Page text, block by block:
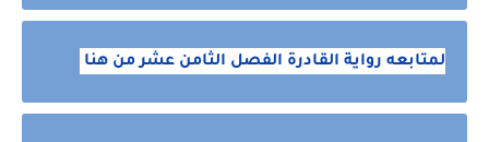
لمتابعه رواية القادرة الفصل الثامن عشر من هنا